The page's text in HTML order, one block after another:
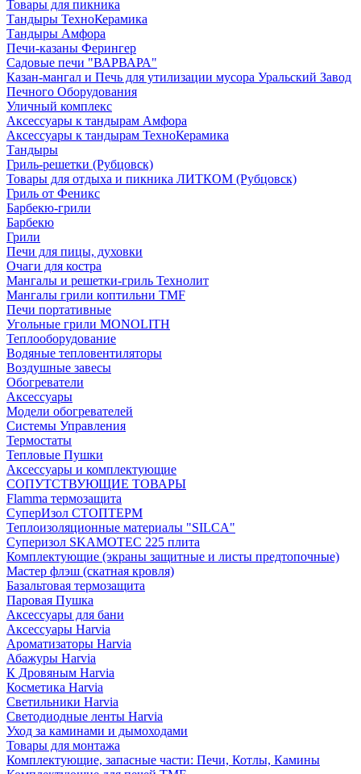
Товары для пикника
Тандыры ТехноКерамика
Тандыры Амфора
Печи-казаны Ферингер
Садовые печи "ВАРВАРА"
Казан-мангал и Печь для утилизации мусора Уральский Завод
Печного Оборудования
Уличный комплекс
Аксессуары к тандырам Амфора
Аксессуары к тандырам ТехноКерамика
Тандыры
Гриль-решетки (Рубцовск)
Товары для отдыха и пикника ЛИТКОМ (Рубцовск)
Гриль от Феникс
Барбекю-грили
Барбекю
Грили
Печи для пицы, духовки
Очаги для костра
Мангалы и решетки-гриль Технолит
Мангалы грили коптильни TMF
Печи портативные
Угольные грили MONOLITH
Теплооборудование
Водяные тепловентиляторы
Воздушные завесы
Обогреватели
Аксессуары
Модели обогревателей
Системы Управления
Термостаты
Тепловые Пушки
Аксессуары и комплектующие
СОПУТСТВУЮЩИЕ ТОВАРЫ
Flamma термозащита
СуперИзол СТОПТЕРМ
Теплоизоляционные материалы "SILCA"
Суперизол SKAMOTEC 225 плита
Комплектующие (экраны защитные и листы предтопочные)
Мастер флэш (скатная кровля)
Базальтовая термозащита
Паровая Пушка
Аксессуары для бани
Аксессуары Harvia
Ароматизаторы Harvia
Абажуры Harvia
К Дровяным Harvia
Косметика Harvia
Светильники Harvia
Светодиодные ленты Harvia
Уход за каминами и дымоходами
Товары для монтажа
Комплектующие, запасные части: Печи, Котлы, Камины